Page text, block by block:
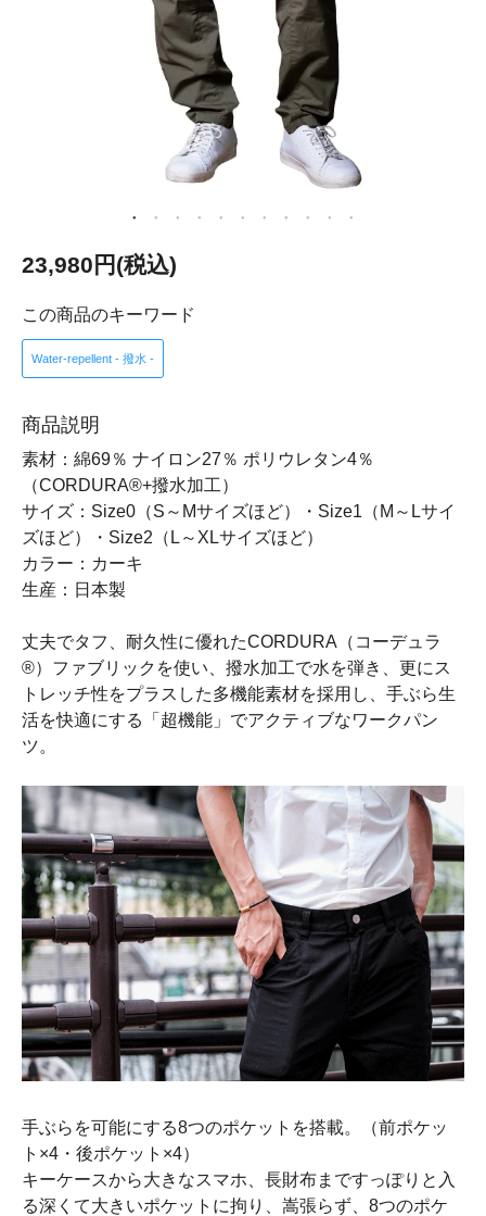
23,980円(税込)
この商品のキーワード
Water-repellent - 撥水 -
商品説明
素材：綿69％ ナイロン27％ ポリウレタン4％
（CORDURA®+撥水加工）
サイズ：Size0（S～Mサイズほど）・Size1（M～Lサイ
ズほど）・Size2（L～XLサイズほど）
カラー：カーキ
生産：日本製
丈夫でタフ、耐久性に優れたCORDURA（コーデュラ
®）ファブリックを使い、撥水加工で水を弾き、更にス
トレッチ性をプラスした多機能素材を採用し、手ぶら生
活を快適にする「超機能」でアクティブなワークパン
ツ。
手ぶらを可能にする8つのポケットを搭載。（前ポケッ
ト×4・後ポケット×4）
キーケースから大きなスマホ、長財布まですっぽりと入
る深くて大きいポケットに拘り、嵩張らず、8つのポケ